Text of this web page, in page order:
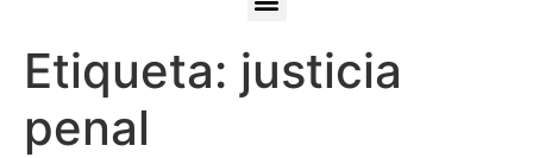
Etiqueta: justicia
penal